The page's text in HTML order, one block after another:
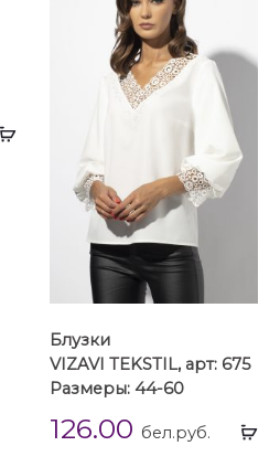
Выбрать
Блузки
VIZAVI TEKSTIL, арт: 675
Размеры: 44-60
126.00 бел.руб.